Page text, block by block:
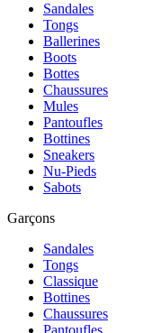
Sandales
Tongs
Ballerines
Boots
Bottes
Chaussures
Mules
Pantoufles
Bottines
Sneakers
Nu-Pieds
Sabots
Garçons
Sandales
Tongs
Classique
Bottines
Chaussures
Pantoufles